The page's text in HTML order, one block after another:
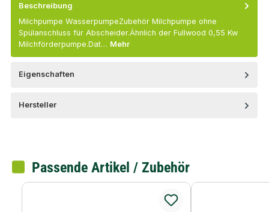
Beschreibung
Milchpumpe WasserpumpeZubehör Milchpumpe ohne
Spülanschluss für Abscheider.Ähnlich der Fullwood 0,55 Kw
Milchförderpumpe.Dat… Mehr
Eigenschaften
Hersteller
Passende Artikel / Zubehör